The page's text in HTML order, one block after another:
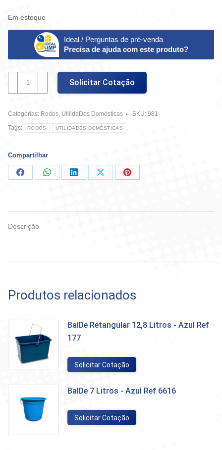
Em estoque
Ideal / Perguntas de pré-venda
Precisa de ajuda com este produto?
Pia
Brilhus
quantidade
Solicitar Cotação
Categorias: Rodos, UtilidaDes Domésticas SKU: 981
Tags:
RODOS UTILIDADES DOMÉSTICAS
Compartilhar
CompartilharCompartilharCompartilharCompartilharCompartilhar
Descrição
Produtos relacionados
BalDe Retangular 12,8 Litros - Azul Ref
177
Solicitar Cotação
BalDe 7 Litros - Azul Ref 6616
Solicitar Cotação